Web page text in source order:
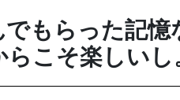
でもらった記
こそ楽しいし